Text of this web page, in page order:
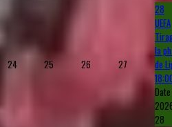
24 25 26 27
28
UEFA
la
de
28